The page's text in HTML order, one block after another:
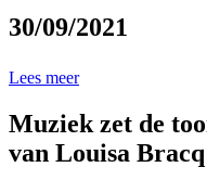
30/09/2021
Lees meer
Muziek zet de
van Louisa Bracq